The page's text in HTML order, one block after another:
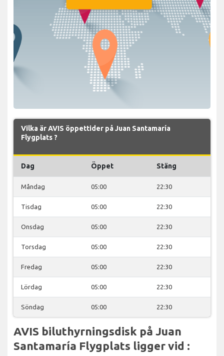
Vilka är AVIS öppettider på Juan Santamaría
Flygplats ?
Dag Öppet Stäng
Måndag 05:00 22:30
Tisdag 05:00 22:30
Onsdag 05:00 22:30
Torsdag 05:00 22:30
Fredag 05:00 22:30
Lördag 05:00 22:30
Söndag 05:00 22:30
AVIS biluthyrningsdisk på Juan
Santamaría Flygplats ligger vid :